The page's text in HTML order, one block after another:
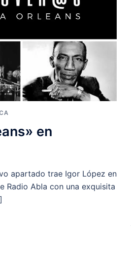
en
apartado trae Igor López en
Radio Abla con una exquisita